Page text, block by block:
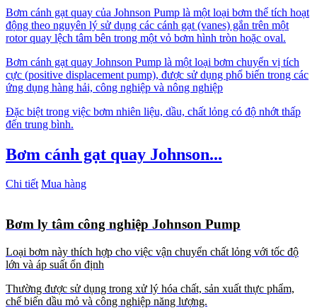
Bơm cánh gạt quay của Johnson Pump là một loại bơm thể tích hoạt
động theo nguyên lý sử dụng các cánh gạt (vanes) gắn trên một
rotor quay lệch tâm bên trong một vỏ bơm hình tròn hoặc oval.
Bơm cánh gạt quay Johnson Pump là một loại bơm chuyển vị tích
cực (positive displacement pump), được sử dụng phổ biến trong các
ứng dụng hàng hải, công nghiệp và nông nghiệp
Đặc biệt trong việc bơm nhiên liệu, dầu, chất lỏng có độ nhớt thấp
đến trung bình.
Bơm cánh gạt quay Johnson...
Chi tiết Mua hàng
Bơm ly tâm công nghiệp Johnson Pump
Loại bơm này thích hợp cho việc vận chuyển chất lỏng với tốc độ
lớn và áp suất ổn định
Thường được sử dụng trong xử lý hóa chất, sản xuất thực phẩm,
chế biến dầu mỏ và công nghiệp năng lượng.